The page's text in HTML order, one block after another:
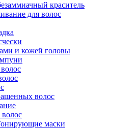
краситель
для волос
и кожей головы
волос
маски